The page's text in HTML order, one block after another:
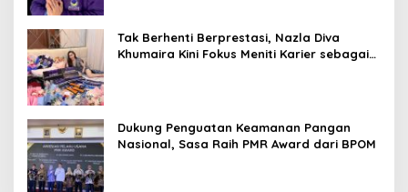
Tak Berhenti Berprestasi, Nazla Diva
Khumaira Kini Fokus Meniti Karier sebagai
Dukung Penguatan Keamanan Pangan
Nasional, Sasa Raih PMR Award dari BPOM